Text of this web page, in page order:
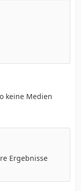
keine Medien
Ergebnisse